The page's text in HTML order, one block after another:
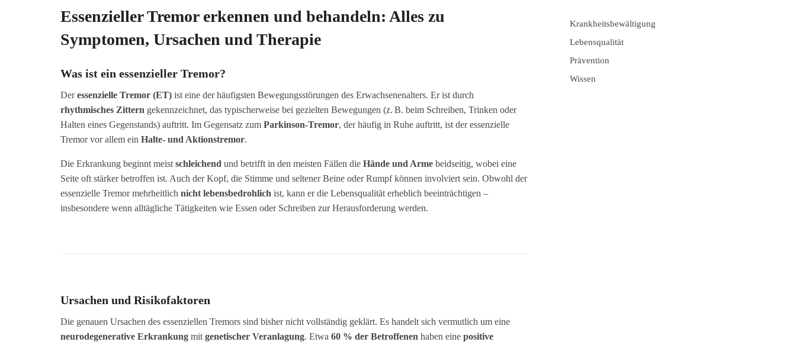
Essenzieller Tremor erkennen und behandeln: Alles zu
Symptomen, Ursachen und Therapie
Was ist ein essenzieller Tremor?
Deressenzielle Tremor (ET) ist eine der häufigsten Bewegungsstörungen des Erwachsenenalters. Er ist durch
rhythmisches Zittern gekennzeichnet, das typischerweise bei gezielten Bewegungen (z. B. beim Schreiben, Trinken oder
Halten eines Gegenstands) auftritt. Im Gegensatz zum Parkinson-Tremor, der häufig in Ruhe auftritt, ist der essenzielle
Tremor vor allem ein Halte- und Aktionstremor.
Die Erkrankung beginnt meist schleichend und betrifft in den meisten Fällen die Hände und Arme beidseitig, wobei eine
Seite oft stärker betroffen ist. Auch der Kopf, die Stimme und seltener Beine oder Rumpf können involviert sein. Obwohl der
essenzielle Tremor mehrheitlich nicht lebensbedrohlich ist, kann er die Lebensqualität erheblich beeinträchtigen –
insbesondere wenn alltägliche Tätigkeiten wie Essen oder Schreiben zur Herausforderung werden.
Ursachen und Risikofaktoren
Die genauen Ursachen des essenziellen Tremors sind bisher nicht vollständig geklärt. Es handelt sich vermutlich um eine
neurodegenerative Erkrankung mit genetischer Veranlagung. Etwa 60 % der Betroffenen haben eine positive
Krankheitsbewältigung
Lebensqualität
Prävention
Wissen